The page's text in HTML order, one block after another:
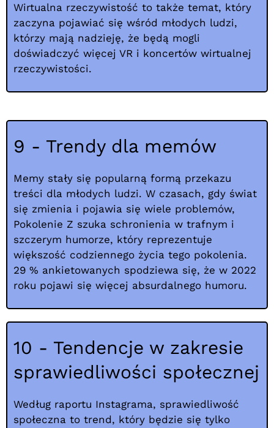
Wirtualna rzeczywistość to także temat, który
zaczyna pojawiać się wśród młodych ludzi,
którzy mają nadzieję, że będą mogli
doświadczyć więcej VR i koncertów wirtualnej
rzeczywistości.
9 - Trendy dla memów
Memy stały się popularną formą przekazu
treści dla młodych ludzi. W czasach, gdy świat
się zmienia i pojawia się wiele problemów,
Pokolenie Z szuka schronienia w trafnym i
szczerym humorze, który reprezentuje
większość codziennego życia tego pokolenia.
29 % ankietowanych spodziewa się, że w 2022
roku pojawi się więcej absurdalnego humoru.
10 - Tendencje w zakresie
sprawiedliwości społecznej
Według raportu Instagrama, sprawiedliwość
społeczna to trend, który będzie się tylko